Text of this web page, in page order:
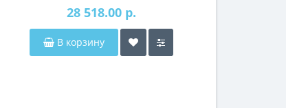
28 518.00 р.
В корзину